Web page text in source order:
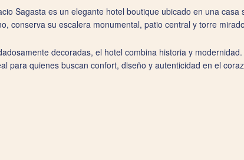
Sagasta es un elegante hotel boutique ubicado en una
conserva su escalera monumental, patio central y torre
decoradas, el hotel combina historia y
para quienes buscan confort, diseño y autenticidad en el